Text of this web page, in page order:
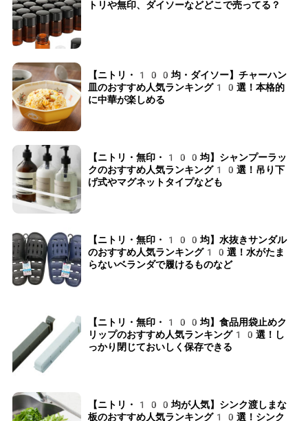
トリや無印、ダイソーなどどこで売ってる？
【ニトリ・100均・ダイソー】チャーハン
皿のおすすめ人気ランキング10選！本格的
に中華が楽しめる
【ニトリ・無印・100均】シャンプーラッ
クのおすすめ人気ランキング10選！吊り下
げ式やマグネットタイプなども
【ニトリ・無印・100均】水抜きサンダル
のおすすめ人気ランキング10選！水がたま
らないベランダで履けるものなど
【ニトリ・無印・100均】食品用袋止めク
リップのおすすめ人気ランキング10選！し
っかり閉じておいしく保存できる
【ニトリ・100均が人気】シンク渡しまな
板のおすすめ人気ランキング10選！シンク